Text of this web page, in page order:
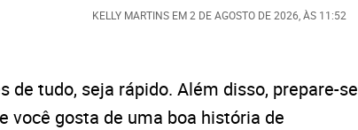
KELLY MARTINSEM2 DE AGOSTO DE 2026 , ÀS 11:52
de tudo, seja rápido. Além disso, prepare-se
você gosta de uma boa história de